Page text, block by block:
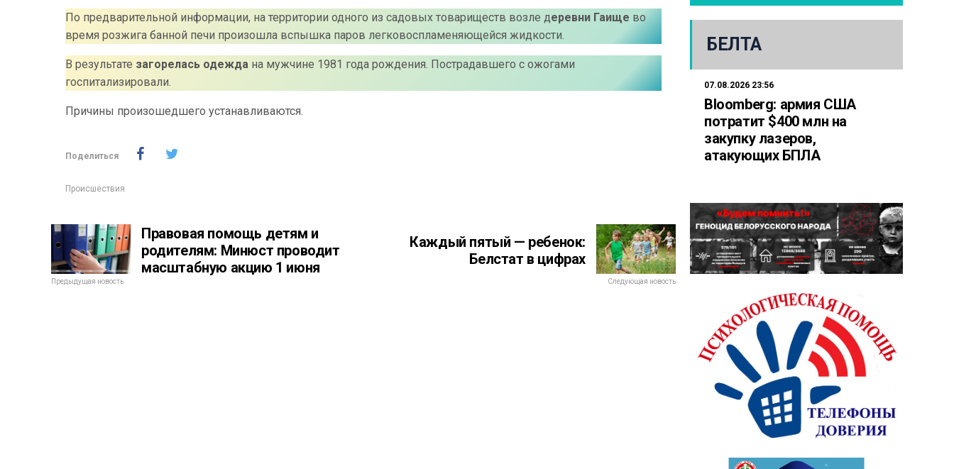
По предварительной информации, на территории одного из садовых товариществ возле деревни Гаище во
время розжига банной печи произошла вспышка паров легковоспламеняющейся жидкости.
В результате загорелась одежда на мужчине 1981 года рождения. Пострадавшего с ожогами
госпитализировали.
Причины произошедшего устанавливаются.
Поделиться
Происшествия
Правовая помощь детям и
родителям: Минюст проводит
масштабную акцию 1 июня
Предыдущая новость
Каждый пятый — ребенок:
Белстат в цифрах
Следующая новость
БЕЛТА
07.08.2026 23:56
Bloomberg: армия США
потратит $400 млн на
закупку лазеров,
атакующих БПЛА